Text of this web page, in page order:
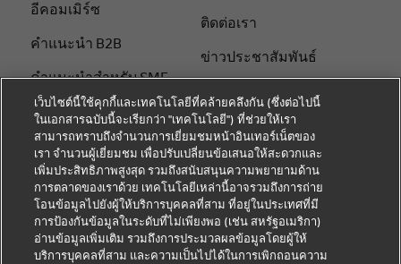
อีคอมเมิร์ซ
คําแนะนํา B2B
คําแนะนําสําหรับ SME
คําแนะนําด้านโลจิสติกส์
เกี่ยวกับ DHL
จัดส่งกับ DHL
ติดต่อเรา
ติดตามพัสดุ
ติดต่อเรา
ข่าวประชาสัมพันธ์
แจ้งเตือนด้านกฎหมาย
ข้อตกลงในการใช้งาน
การแจ้งเตือนความเป็น
ส่วนตัว
การตั้งค่าคุกกี้
เว็บไซต์นี้ใช้คุกกี้และเทคโนโลยีที่คล้ายคลึงกัน (ซึ่งต่อไปนี้
ในเอกสารฉบับนี้จะเรียกว่า "เทคโนโลยี") ที่ช่วยให้เรา
สามารถทราบถึงจำนวนการเยี่ยมชมหน้าอินเทอร์เน็ตของ
เรา จำนวนผู้เยี่ยมชม เพื่อปรับเปลี่ยนข้อเสนอให้สะดวกและ
เพิ่มประสิทธิภาพสูงสุด รวมถึงสนับสนุนความพยายามด้าน
การตลาดของเราด้วย เทคโนโลยีเหล่านี้อาจรวมถึงการถ่าย
โอนข้อมูลไปยังผู้ให้บริการบุคคลที่สาม ที่อยู่ในประเทศที่มี
การป้องกันข้อมูลในระดับที่ไม่เพียงพอ (เช่น สหรัฐอเมริกา)
อ่านข้อมูลเพิ่มเติม รวมถึงการประมวลผลข้อมูลโดยผู้ให้
บริการบุคคลที่สาม และความเป็นไปได้ในการเพิกถอนความ